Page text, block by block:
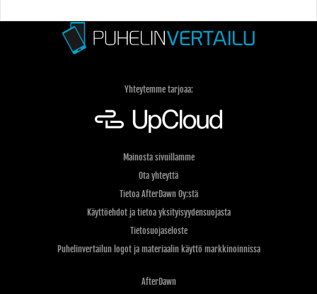
Yhteytemme tarjoaa:
Mainosta sivuillamme
Ota yhteyttä
Tietoa AfterDawn Oy:stä
Käyttöehdot ja tietoa yksityisyydensuojasta
Tietosuojaseloste
Puhelinvertailun logot ja materiaalin käyttö markkinoinnissa
AfterDawn